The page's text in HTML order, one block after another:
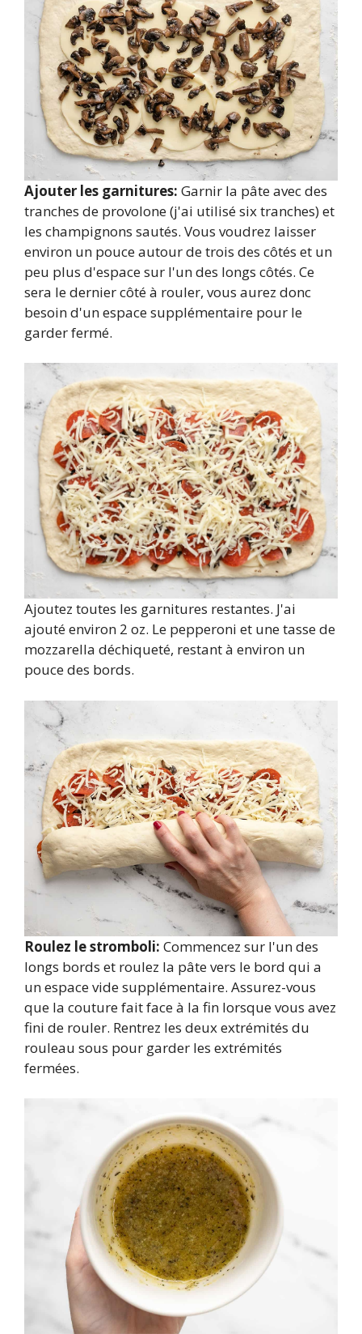
Ajouter les garnitures: Garnir la pâte avec des
tranches de provolone (j'ai utilisé six tranches) et
les champignons sautés. Vous voudrez laisser
environ un pouce autour de trois des côtés et un
peu plus d'espace sur l'un des longs côtés. Ce
sera le dernier côté à rouler, vous aurez donc
besoin d'un espace supplémentaire pour le
garder fermé.
Ajoutez toutes les garnitures restantes. J'ai
ajouté environ 2 oz. Le pepperoni et une tasse de
mozzarella déchiqueté, restant à environ un
pouce des bords.
Roulez le stromboli: Commencez sur l'un des
longs bords et roulez la pâte vers le bord qui a
un espace vide supplémentaire. Assurez-vous
que la couture fait face à la fin lorsque vous avez
fini de rouler. Rentrez les deux extrémités du
rouleau sous pour garder les extrémités
fermées.